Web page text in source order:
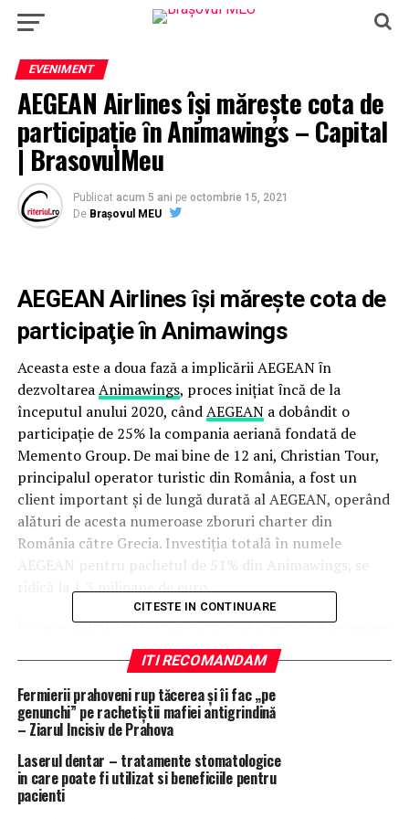
EVENIMENT
AEGEAN Airlines își mărește cota de
participaţie ȋn Animawings – Capital
| BrasovulMeu
Publicat acum 5 ani pe octombrie 15, 2021
De Brașovul MEU
AEGEAN Airlines își mărește cota de
participaţie ȋn Animawings
Aceasta este a doua fază a implicării AEGEAN ȋn
dezvoltareaAnimawings, proces iniţiat ȋncă de la
începutul anului 2020, cândAEGEANa dobândit o
participaţie de 25% la compania aeriană fondată de
Memento Group. De mai bine de 12 ani, Christian Tour,
principalul operator turistic din România, a fost un
client important și de lungă durată al AEGEAN, operând
alături de acesta numeroase zboruri charter din
România către Grecia. Investiția totală în numele
AEGEAN pentru pachetul de 51% din Animawings, se
ridică la 1,3 milioane de euro.
În vara anului 2022, Animawings va opera cu 3aeronave
provenite din flota AEGEAN. Programul de zbor va
sprijini în principal segmentul de agrement din
România, atât cu zboruri charter, cât și cu zboruri
regulate. Programul pentru 2022 va fi anunțat până la
jumătatea lunii noiembrie și este de așteptat să sprijine
și mai mult turismul către Grecia şi zona Mediteranei.
AEGEAN va supraveghea și sprijini activităţile
operaționale, în timp ce aspectele comerciale vor
CITESTE IN CONTINUARE
ITI RECOMANDAM
Fermierii prahoveni rup tăcerea și îi fac „pe
genunchi” pe rachetiștii mafiei antigrindină
– Ziarul Incisiv de Prahova
Laserul dentar – tratamente stomatologice
in care poate fi utilizat si beneficiile pentru
pacienti